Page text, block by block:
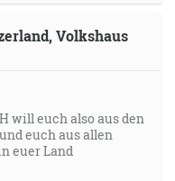
očakáva zjavenie
a švihá každého,
Volkshaus
will euch also aus den
euch aus allen
euer Land